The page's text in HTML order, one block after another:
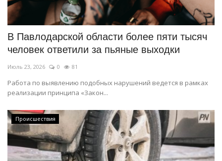
СПОРТ
Чек-лист
РАЗВЛЕЧЕНИЯ
OFFICIAL
Курултай
Язык
В Павлодарской области более пяти тысяч
человек ответили за пьяные выходки
Июль 23, 2026 0 81
Работа по выявлению подобных нарушений ведется в рамках
реализации принципа «Закон...
Происшествия